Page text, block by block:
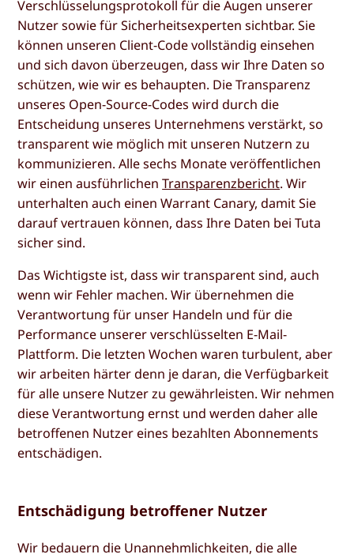
Verschlüsselungsprotokoll für die Augen unserer
Nutzer sowie für Sicherheitsexperten sichtbar. Sie
können unseren Client-Code vollständig einsehen
und sich davon überzeugen, dass wir Ihre Daten so
schützen, wie wir es behaupten. Die Transparenz
unseres Open-Source-Codes wird durch die
Entscheidung unseres Unternehmens verstärkt, so
transparent wie möglich mit unseren Nutzern zu
kommunizieren. Alle sechs Monate veröffentlichen
wir einen ausführlichenTransparenzbericht. Wir
unterhalten auch einen Warrant Canary, damit Sie
darauf vertrauen können, dass Ihre Daten bei Tuta
sicher sind.
Das Wichtigste ist, dass wir transparent sind, auch
wenn wir Fehler machen. Wir übernehmen die
Verantwortung für unser Handeln und für die
Performance unserer verschlüsselten E-Mail-
Plattform. Die letzten Wochen waren turbulent, aber
wir arbeiten härter denn je daran, die Verfügbarkeit
für alle unsere Nutzer zu gewährleisten. Wir nehmen
diese Verantwortung ernst und werden daher alle
betroffenen Nutzer eines bezahlten Abonnements
entschädigen.
Entschädigung betroffener Nutzer
Wir bedauern die Unannehmlichkeiten, die alle